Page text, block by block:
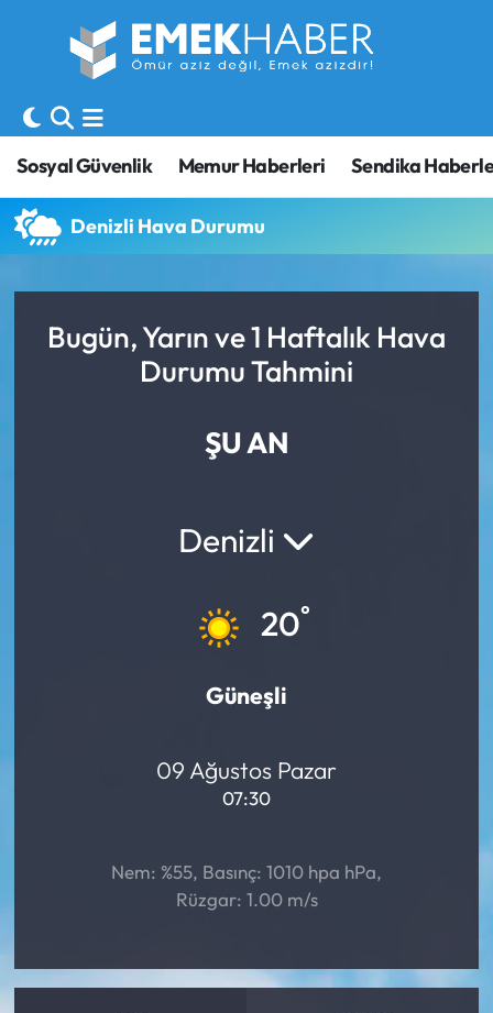
Sosyal Güvenlik Memur Haberleri Sendika
Denizli Hava Durumu
Bugün, Yarın ve 1 Haftalık Hava
Durumu Tahmini
ŞU AN
Denizli
20°
Güneşli
09 Ağustos Pazar
07:30
Nem: %55, Basınç: 1010 hpa hPa,
Rüzgar: 1.00 m/s
Sosyal Güvenlik
Sendika
SORU-CEVAP
Gündem
Yargı Kararları
Hava Durumu
Trafik Durumu
Süper Lig Puan Durumu ve Fikstür
Tüm Manşetler
Haber Arşivi